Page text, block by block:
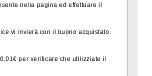
nella pagina ed effettuare il
vi invierà con il buono acquistato.
per verificare che utilizziate il